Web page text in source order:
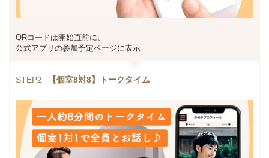
QRコードは開始直前に、
公式アプリの参加予定ページに表示
STEP2 【個室8対8】トークタイム